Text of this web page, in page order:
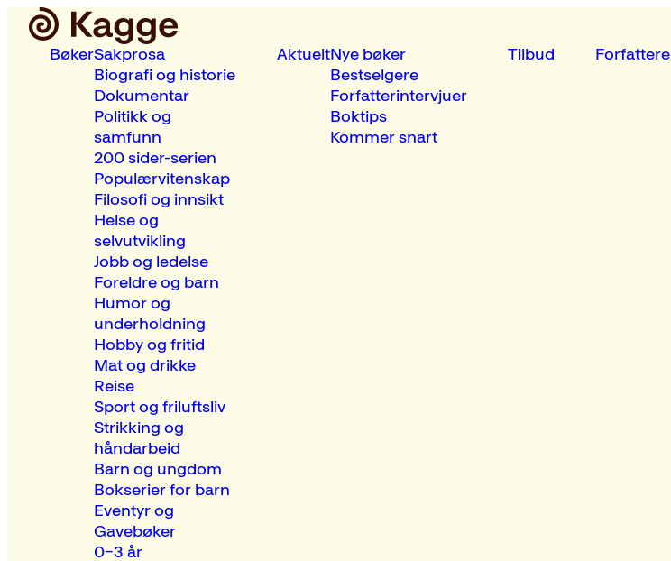
BøkerSakprosa
Biografi og historie
Dokumentar
Politikk og
samfunn
200 sider-serien
Populærvitenskap
Filosofi og innsikt
Helse og
selvutvikling
Jobb og ledelse
Foreldre og barn
Humor og
underholdning
Hobby og fritid
Mat og drikke
Reise
Sport og friluftsliv
Strikking og
håndarbeid
Barn og ungdom
Bokserier for barn
Eventyr og
Gavebøker
0–3 år
AktueltNye bøker
Bestselgere
Forfatterintervjuer
Boktips
Kommer snart
Tilbud Forfattere